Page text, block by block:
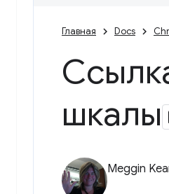
Главная Docs
шкалы
Meggin